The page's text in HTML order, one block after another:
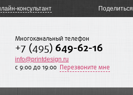
консультант Поделиться
Многоканальный телефон
+7 (495) 649-62-16
info@printdesign.ru
c 9:00 до 19:00 Перезвоните мне